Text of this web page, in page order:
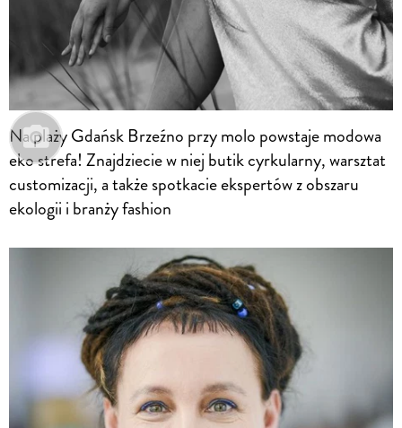
Na plaży Gdańsk Brzeźno przy molo powstaje modowa
eko strefa! Znajdziecie w niej butik cyrkularny, warsztat
customizacji, a także spotkacie ekspertów z obszaru
ekologii i branży fashion